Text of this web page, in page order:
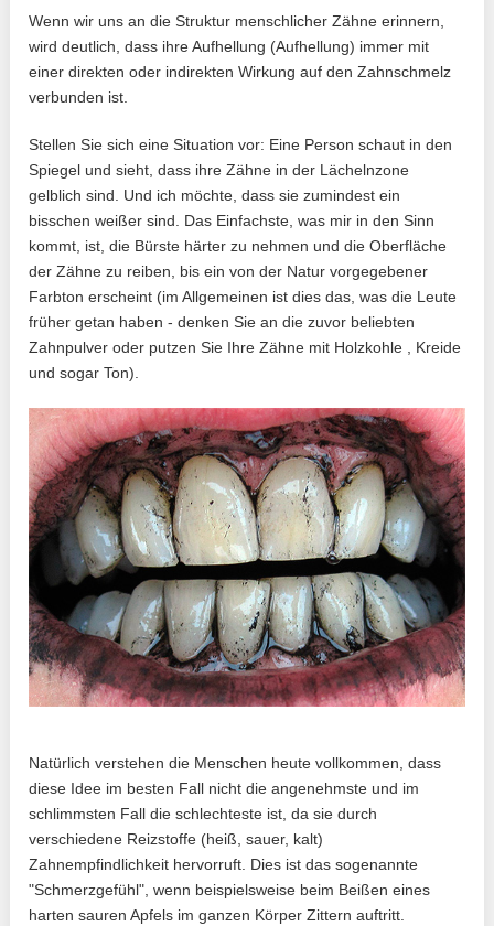
Wenn wir uns an die Struktur menschlicher Zähne erinnern,
wird deutlich, dass ihre Aufhellung (Aufhellung) immer mit
einer direkten oder indirekten Wirkung auf den Zahnschmelz
verbunden ist.
Stellen Sie sich eine Situation vor: Eine Person schaut in den
Spiegel und sieht, dass ihre Zähne in der Lächelnzone
gelblich sind. Und ich möchte, dass sie zumindest ein
bisschen weißer sind. Das Einfachste, was mir in den Sinn
kommt, ist, die Bürste härter zu nehmen und die Oberfläche
der Zähne zu reiben, bis ein von der Natur vorgegebener
Farbton erscheint (im Allgemeinen ist dies das, was die Leute
früher getan haben - denken Sie an die zuvor beliebten
Zahnpulver oder putzen Sie Ihre Zähne mit Holzkohle , Kreide
und sogar Ton).
Natürlich verstehen die Menschen heute vollkommen, dass
diese Idee im besten Fall nicht die angenehmste und im
schlimmsten Fall die schlechteste ist, da sie durch
verschiedene Reizstoffe (heiß, sauer, kalt)
Zahnempfindlichkeit hervorruft. Dies ist das sogenannte
"Schmerzgefühl", wenn beispielsweise beim Beißen eines
harten sauren Apfels im ganzen Körper Zittern auftritt.